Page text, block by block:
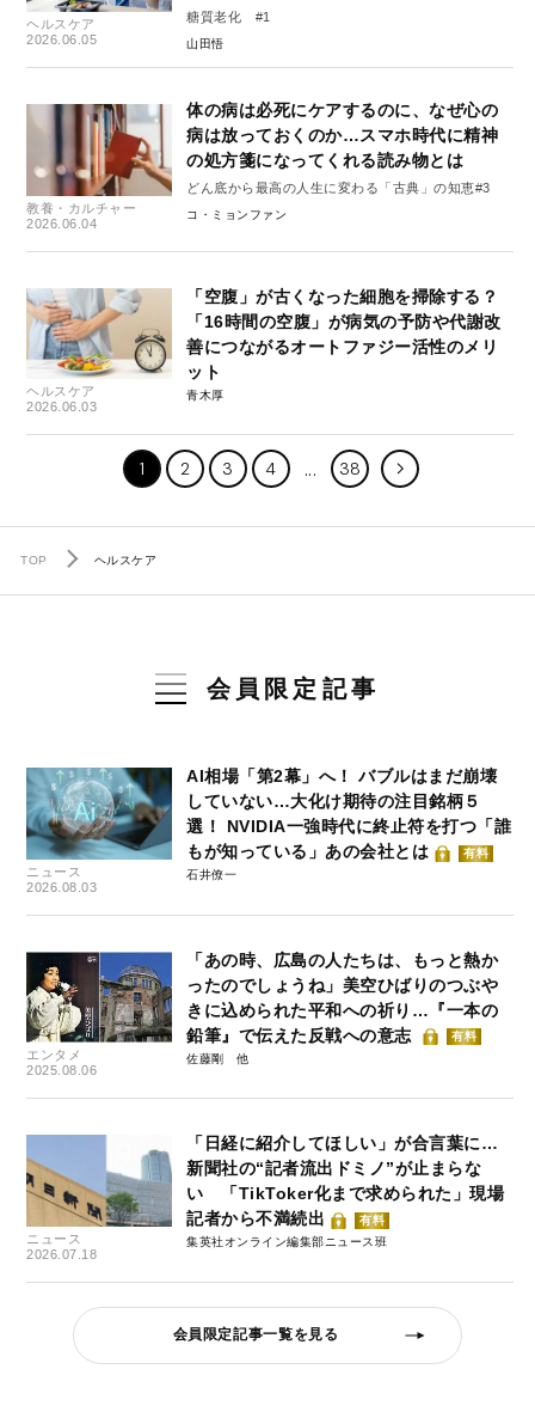
ヘルスケア
2026.06.05
糖質老化 #1
山田悟
教養・カルチャー
2026.06.04
体の病は必死にケアするのに、なぜ心の
病は放っておくのか…スマホ時代に精神
の処方箋になってくれる読み物とは
どん底から最高の人生に変わる「古典」の知恵#3
コ・ミョンファン
ヘルスケア
2026.06.03
「空腹」が古くなった細胞を掃除する？
「16時間の空腹」が病気の予防や代謝改
善につながるオートファジー活性のメリ
ット
青木厚
1 2 3 4 38
TOP ヘルスケア
会員限定記事
ニュース
2026.08.03
AI相場「第2幕」へ！ バブルはまだ崩壊
していない…大化け期待の注目銘柄５
選！ NVIDIA一強時代に終止符を打つ「誰
もが知っている」あの会社とは
有料
石井僚一
エンタメ
2025.08.06
「あの時、広島の人たちは、もっと熱か
ったのでしょうね」美空ひばりのつぶや
きに込められた平和への祈り…『一本の
鉛筆』で伝えた反戦への意志
有料
佐藤剛
ニュース
2026.07.18
「日経に紹介してほしい」が合言葉に…
新聞社の“記者流出ドミノ”が止まらな
い 「TikToker化まで求められた」現場
記者から不満続出
有料
集英社オンライン編集部ニュース班
会員限定記事一覧を見る